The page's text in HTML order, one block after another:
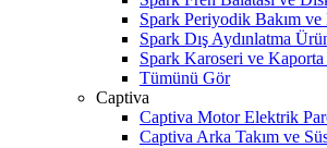
Spark Periyodik Bakım ve
Spark Dış Aydınlatma
Spark Karoseri ve
Tümünü Gör
Captiva
Captiva Motor Elektrik
Captiva Arka Takım ve